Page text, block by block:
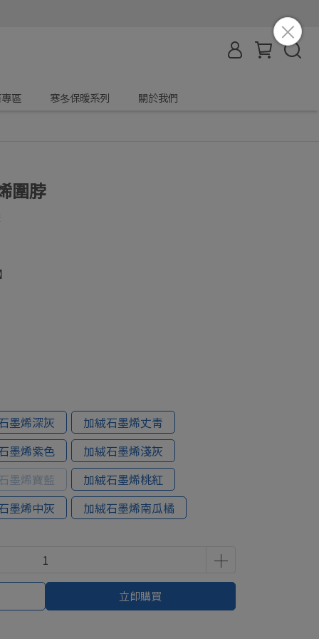
區 寒冬保暖系列 關於我們
圍脖
墨烯深灰
加絨石墨烯丈青
墨烯紫色
加絨石墨烯淺灰
墨烯寶藍
加絨石墨烯桃紅
墨烯中灰
加絨石墨烯南瓜橘
立即購買